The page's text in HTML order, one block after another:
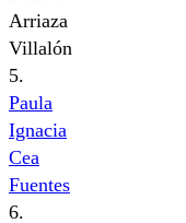
Arriaza
Villalón
5.
Paula
Ignacia
Cea
Fuentes
6.